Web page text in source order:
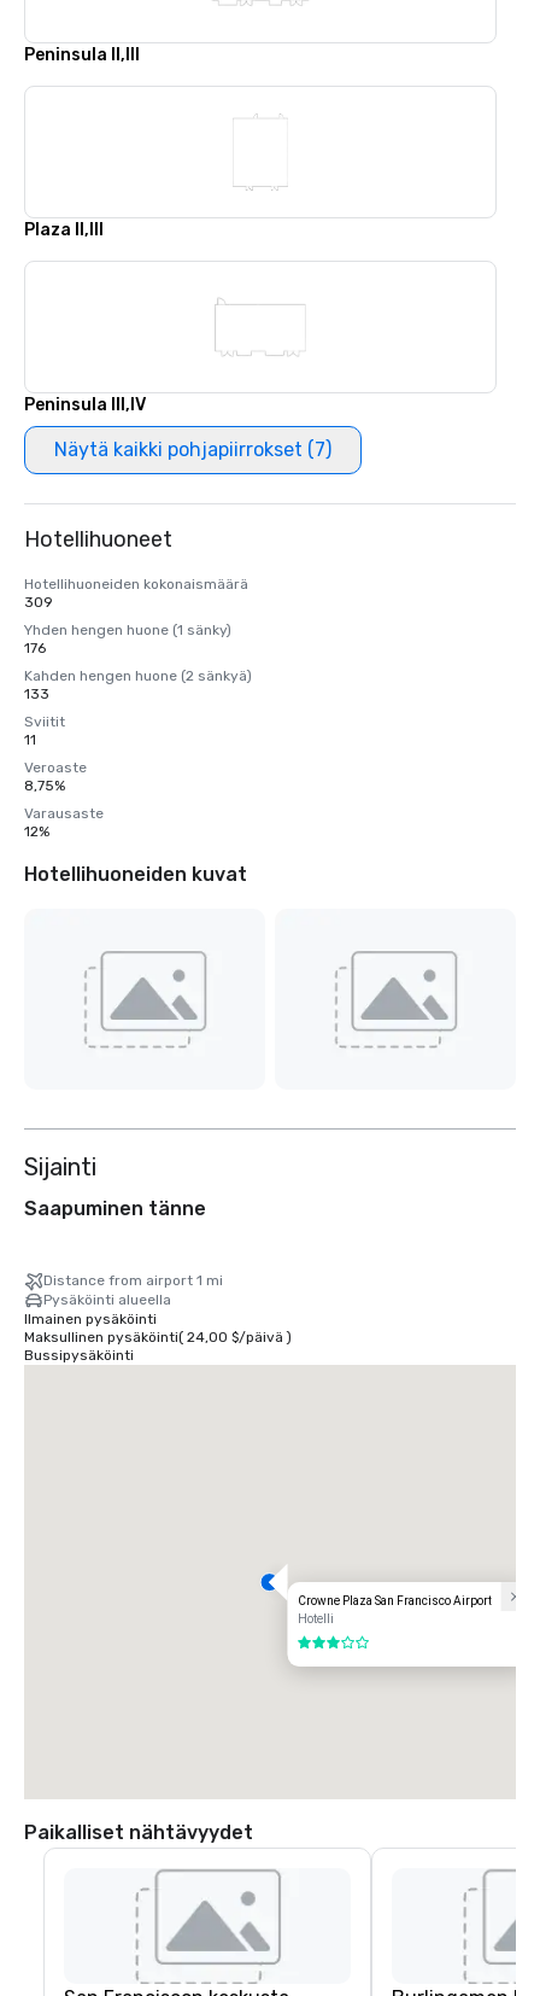
Peninsula II,III
Plaza II,III
Peninsula III,IV
Näytä kaikki pohjapiirrokset (7)
Hotellihuoneet
Hotellihuoneiden kokonaismäärä
309
Yhden hengen huone (1 sänky)
176
Kahden hengen huone (2 sänkyä)
133
Sviitit
11
Veroaste
8,75%
Varausaste
12%
Hotellihuoneiden kuvat
Sijainti
Saapuminen tänne
Distance from airport 1 mi
Pysäköinti alueella
Ilmainen pysäköinti
Maksullinen pysäköinti( 24,00 $/päivä )
Bussipysäköinti
Crowne Plaza San Francisco Airport
Hotelli
3 / 5
Paikalliset nähtävyydet